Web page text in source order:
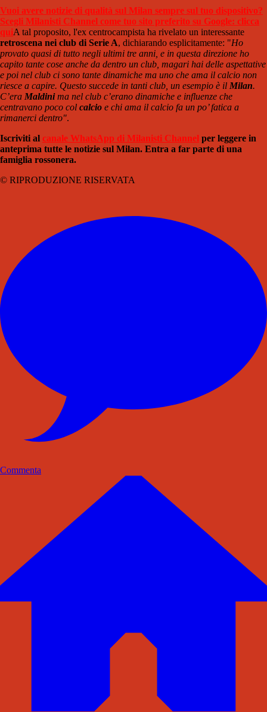
Vuoi avere notizie di qualità sul Milan sempre sul tuo dispositivo?
Scegli Milanisti Channel come tuo sito preferito su Google: clicca
quiA tal proposito, l'ex centrocampista ha rivelato un interessante
retroscena nei club di Serie A, dichiarando esplicitamente: "Ho
provato quasi di tutto negli ultimi tre anni, e in questa direzione ho
capito tante cose anche da dentro un club, magari hai delle aspettative
e poi nel club ci sono tante dinamiche ma uno che ama il calcio non
riesce a capire. Questo succede in tanti club, un esempio è il Milan.
C’era Maldinima nel club c’erano dinamiche e influenze che
centravano poco col calcio e chi ama il calcio fa un po’ fatica a
rimanerci dentro".
Iscriviti al canale WhatsApp di Milanisti Channel per leggere in
anteprima tutte le notizie sul Milan. Entra a far parte di una
famiglia rossonera.
© RIPRODUZIONE RISERVATA
Commenta